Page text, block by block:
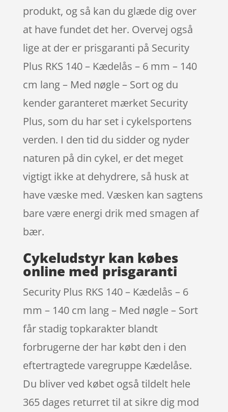
produkt, og så kan du glæde dig over
at have fundet det her. Overvej også
lige at der er prisgaranti på Security
Plus RKS 140 – Kædelås – 6 mm – 140
cm lang – Med nøgle – Sort og du
kender garanteret mærket Security
Plus, som du har set i cykelsportens
verden. I den tid du sidder og nyder
naturen på din cykel, er det meget
vigtigt ikke at dehydrere, så husk at
have væske med. Væsken kan sagtens
bare være energi drik med smagen af
bær.
Cykeludstyr kan købes
online med prisgaranti
Security Plus RKS 140 – Kædelås – 6
mm – 140 cm lang – Med nøgle – Sort
får stadig topkarakter blandt
forbrugerne der har købt den i den
eftertragtede varegruppe Kædelåse.
Du bliver ved købet også tildelt hele
365 dages returret til at sikre dig mod